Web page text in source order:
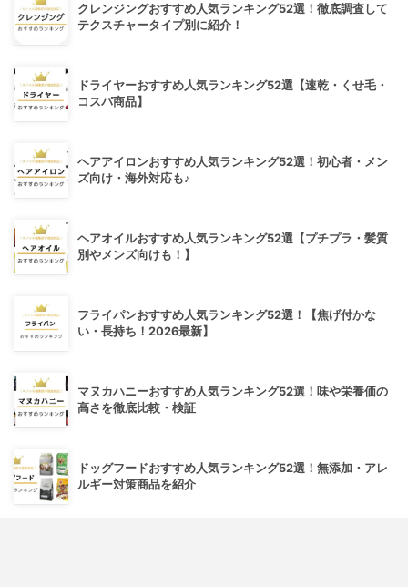
クレンジングおすすめ人気ランキング52選！徹底調査して
テクスチャータイプ別に紹介！
ドライヤーおすすめ人気ランキング52選【速乾・くせ毛・
コスパ商品】
ヘアアイロンおすすめ人気ランキング52選！初心者・メン
ズ向け・海外対応も♪
ヘアオイルおすすめ人気ランキング52選【プチプラ・髪質
別やメンズ向けも！】
フライパンおすすめ人気ランキング52選！【焦げ付かな
い・長持ち！2026最新】
マヌカハニーおすすめ人気ランキング52選！味や栄養価の
高さを徹底比較・検証
ドッグフードおすすめ人気ランキング52選！無添加・アレ
ルギー対策商品を紹介